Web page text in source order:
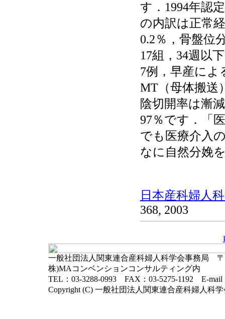
す．1994年認
の内訳は正常
0.2％，骨盤位
17組，34週以
7例，早産によ
MT（母体搬送
陰切開率は漸
97％です．「
でも医療介入
なに自然分娩
日本産科婦人
368, 2003
一般社団法人関東連合産科婦人科学会事務局 〒
株)MAコンベンションコンサルティング内
TEL：03-3288-0993 FAX：03-5275-1192 E-mail
Copyright (C) 一般社団法人関東連合産科婦人科